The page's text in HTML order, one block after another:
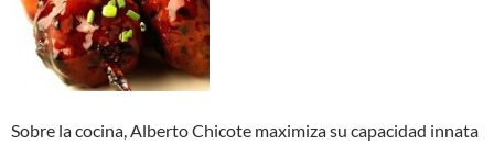
Sobre la cocina, Alberto Chicote maximiza su capacidad innata